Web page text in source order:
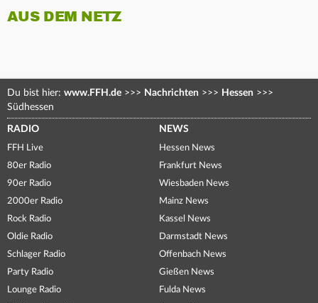
AUS DEM NETZ
Du bist hier: www.FFH.de >>> Nachrichten >>> Hessen >>>
Südhessen
RADIO
FFH Live
80er Radio
90er Radio
2000er Radio
Rock Radio
Oldie Radio
Schlager Radio
Party Radio
Lounge Radio
NEWS
Hessen News
Frankfurt News
Wiesbaden News
Mainz News
Kassel News
Darmstadt News
Offenbach News
Gießen News
Fulda News